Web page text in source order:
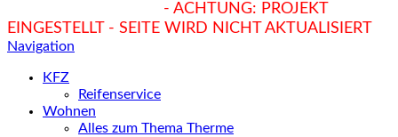
- ACHTUNG: PROJEKT
EINGESTELLT - SEITE WIRD NICHT AKTUALISIERT
Navigation
KFZ
Reifenservice
Wohnen
Alles zum Thema Therme